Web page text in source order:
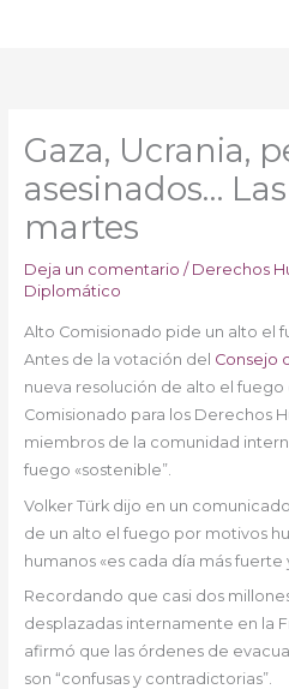
Gaza, Ucrania,
asesinados…
martes
Deja un comentario / Derechos
Diplomático
Alto Comisionado pide un alto el
Antes de la votación del Consejo
nueva resolución de alto el fuego
Comisionado para los Derechos
miembros de la comunidad
fuego «sostenible”.
Volker Türk dijo en un
de un alto el fuego por motivos
humanos «es cada día más
Recordando que casi dos
desplazadas internamente en la
afirmó que las órdenes de
son “confusas y contradictorias”.